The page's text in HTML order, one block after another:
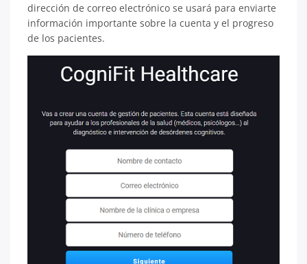
dirección de correo electrónico se usará para enviarte
información importante sobre la cuenta y el progreso
de los pacientes.